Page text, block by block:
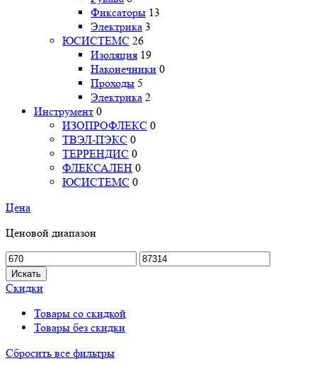
Фиксаторы 13
Электрика 3
ЮСИСТЕМС 26
Изоляция 19
Наконечники 0
Проходы 5
Электрика 2
Инструмент 0
ИЗОПРОФЛЕКС 0
ТВЭЛ-ПЭКС 0
ТЕРРЕНДИС 0
ФЛЕКСАЛЕН 0
ЮСИСТЕМС 0
Цена
Ценовой диапазон
Искать
Скидки
Товары со скидкой
Товары без скидки
Сбросить все фильтры